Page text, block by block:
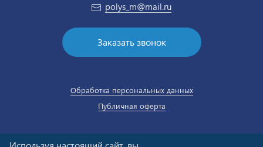
polys_m@mail.ru
Заказать звонок
Обработка персональных данных
Публичная оферта